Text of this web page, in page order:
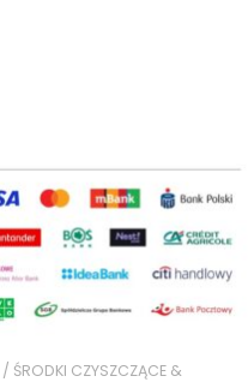
/ ŚRODKI CZYSZCZĄCE &